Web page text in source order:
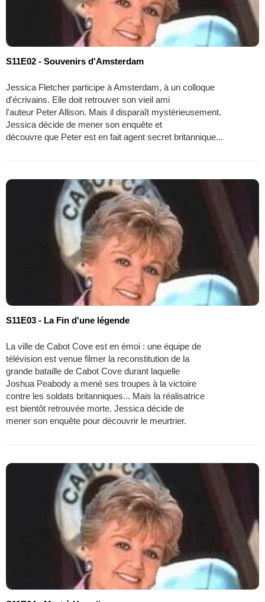
S11E02 - Souvenirs d'Amsterdam
Jessica Fletcher participe à Amsterdam, à un colloque
d'écrivains. Elle doit retrouver son vieil ami
l'auteur Peter Allison. Mais il disparaît mystérieusement.
Jessica décide de mener son enquête et
découvre que Peter est en fait agent secret britannique...
S11E03 - La Fin d'une légende
La ville de Cabot Cove est en émoi : une équipe de
télévision est venue filmer la reconstitution de la
grande bataille de Cabot Cove durant laquelle
Joshua Peabody a mené ses troupes à la victoire
contre les soldats britanniques... Mais la réalisatrice
est bientôt retrouvée morte. Jessica décide de
mener son enquête pour découvrir le meurtrier.